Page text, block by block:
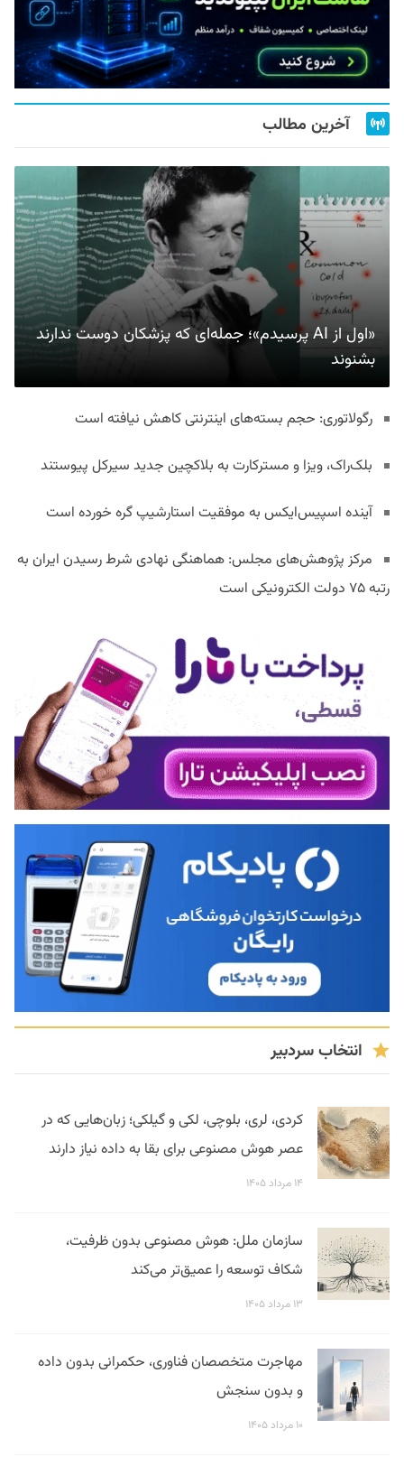
آخرین مطالب
«اول از AI پرسیدم»؛ جمله‌ای که پزشکان دوست ندارند
بشنوند
رگولاتوری: حجم بسته‌های اینترنتی کاهش نیافته است
بلک‌راک، ویزا و مسترکارت به بلاکچین جدید سیرکل پیوستند
آینده اسپیس‌ایکس به موفقیت استارشیپ گره خورده است
مرکز پژوهش‌های مجلس: هماهنگی نهادی شرط رسیدن ایران به
رتبه ۷۵ دولت الکترونیکی است
انتخاب سردبیر
کردی، لری، بلوچی، لکی و گیلکی؛ زبان‌هایی که در
عصر هوش مصنوعی برای بقا به داده نیاز دارند
۱۴ مرداد ۱۴۰۵
سازمان ملل: هوش مصنوعی بدون ظرفیت،
شکاف توسعه را عمیق‌تر می‌کند
۱۳ مرداد ۱۴۰۵
مهاجرت متخصصان فناوری، حکمرانی بدون داده
و بدون سنجش
۱۰ مرداد ۱۴۰۵